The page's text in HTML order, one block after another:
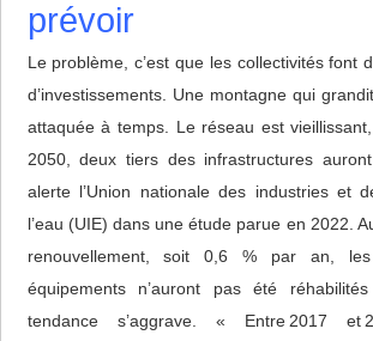
prévoir
Le problème, c’est que les collectivités font
d’investissements. Une montagne qui
attaquée à temps. Le réseau est
2050, deux tiers des infrastructures
alerte l’Union nationale des industries et
l’eau (UIE) dans une étude parue en 2022.
renouvellement, soit 0,6 % par an,
équipements n’auront pas été
tendance s’aggrave. « Entre 2017 et